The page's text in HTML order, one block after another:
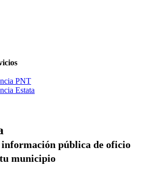
PNT
Estata
información pública de oficio
municipio